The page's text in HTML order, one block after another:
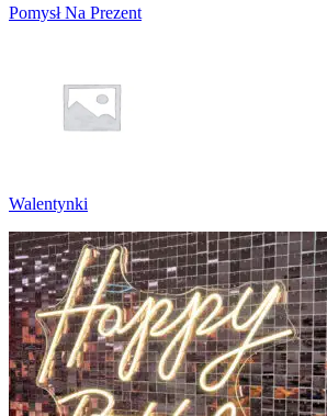
Pomysł Na Prezent
Walentynki